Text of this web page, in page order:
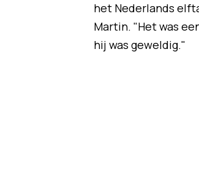
het Nederlands
Martin. "Het was
hij was geweldig."